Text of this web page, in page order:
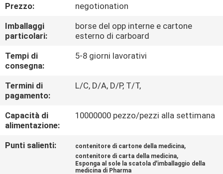
CONTATTICI
NOTIZIE
CASI
MAPPA
SITO
Prezzo:
negotionation
Imballaggi
particolari:
borse del opp interne e cartone
esterno di carboard
Tempi di
consegna:
5-8 giorni lavorativi
Termini di
pagamento:
L/C, D/A, D/P, T/T,
Capacità di
alimentazione:
10000000 pezzo/pezzi alla settimana
Punti salienti: contenitore di cartone della medicina,
contenitore di carta della medicina,
Esponga al sole la scatola d'imballaggio della
medicina di Pharma